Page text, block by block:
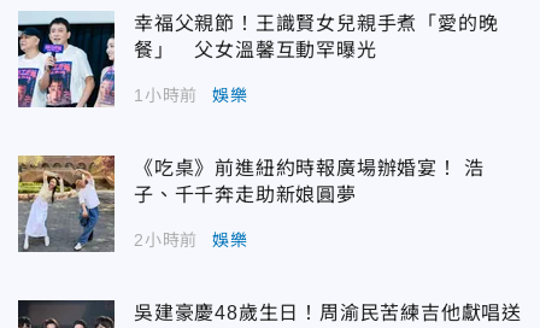
幸福父親節！王識賢女兒親手煮「愛的晚
餐」 父女溫馨互動罕曝光
1小時前 娛樂
《吃桌》前進紐約時報廣場辦婚宴！ 浩
子、千千奔走助新娘圓夢
2小時前 娛樂
吳建豪慶48歲生日！周渝民苦練吉他獻唱送